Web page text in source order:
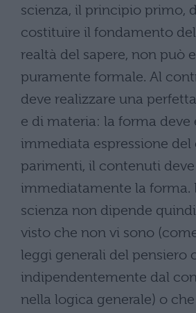
scienza, il principio primo,
costituire il fondamento
realtà del sapere, non può
puramente formale. Al
deve realizzare una
e di materia: la forma deve
immediata espressione del
parimenti, il contenuti
immediatamente la forma.
scienza non dipende
visto che non vi sono
leggi generali del pensiero
indipendentemente dal
nella logica generale) o